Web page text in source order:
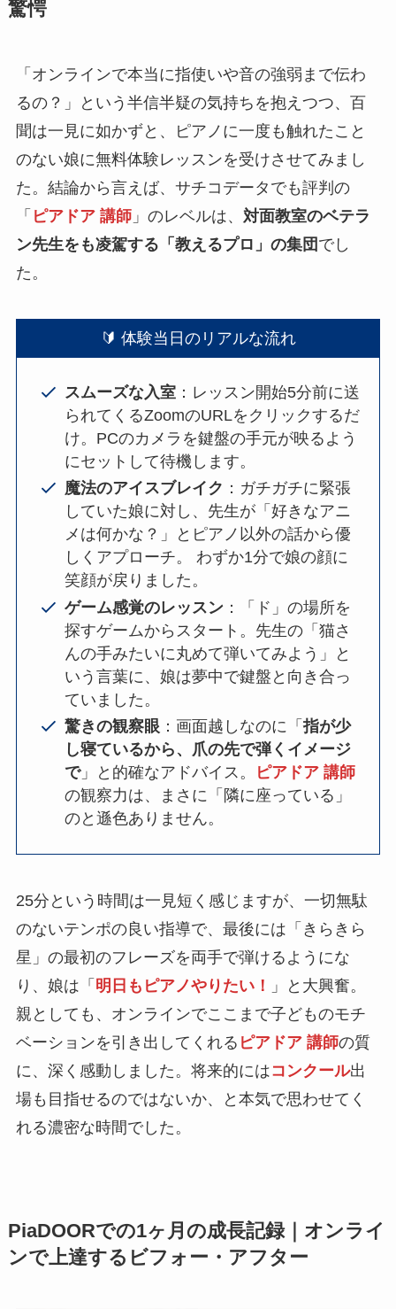
驚愕
「オンラインで本当に指使いや音の強弱まで伝わ
るの？」という半信半疑の気持ちを抱えつつ、百
聞は一見に如かずと、ピアノに一度も触れたこと
のない娘に無料体験レッスンを受けさせてみまし
た。結論から言えば、サチコデータでも評判の
「 ピアドア 講師」のレベルは、 対面教室のベテラ
ン先生をも凌駕する「教えるプロ」の集団 でし
た。
🔰 体験当日のリアルな流れ
スムーズな入室：レッスン開始5分前に送
られてくるZoomのURLをクリックするだ
け。PCのカメラを鍵盤の手元が映るよう
にセットして待機します。
魔法のアイスブレイク ：ガチガチに緊張
していた娘に対し、先生が「好きなアニ
メは何かな？」とピアノ以外の話から優
しくアプローチ。 わずか1分で娘の顔に
笑顔が戻りました。
ゲーム感覚のレッスン：「ド」の場所を
探すゲームからスタート。先生の「猫さ
んの手みたいに丸めて弾いてみよう」と
いう言葉に、娘は夢中で鍵盤と向き合っ
ていました。
驚きの観察眼 ：画面越しなのに「 指が少
し寝ているから、爪の先で弾くイメージ
で」と的確なアドバイス。
ピアドア 講師
の観察力は、まさに「隣に座っている」
のと遜色ありません。
25分という時間は一見短く感じますが、一切無駄
のないテンポの良い指導で、最後には「きらきら
星」の最初のフレーズを両手で弾けるようにな
り、娘は「 明日もピアノやりたい！
」と大興奮。
親としても、オンラインでここまで子どものモチ
ベーションを引き出してくれる ピアドア 講師の質
に、深く感動しました。将来的にはコンクール出
場も目指せるのではないか、と本気で思わせてく
れる濃密な時間でした。
PiaDOORでの1ヶ月の成長記録｜オンライ
ンで上達するビフォー・アフター